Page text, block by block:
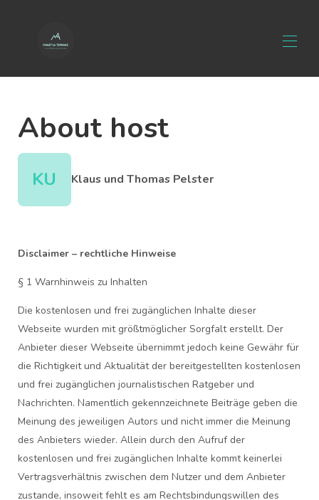
Overview
Map
Availability
About host
KU Klaus und Thomas Pelster
Disclaimer – rechtliche Hinweise
§ 1 Warnhinweis zu Inhalten
Die kostenlosen und frei zugänglichen Inhalte dieser
Webseite wurden mit größtmöglicher Sorgfalt erstellt. Der
Anbieter dieser Webseite übernimmt jedoch keine Gewähr für
die Richtigkeit und Aktualität der bereitgestellten kostenlosen
und frei zugänglichen journalistischen Ratgeber und
Nachrichten. Namentlich gekennzeichnete Beiträge geben die
Meinung des jeweiligen Autors und nicht immer die Meinung
des Anbieters wieder. Allein durch den Aufruf der
kostenlosen und frei zugänglichen Inhalte kommt keinerlei
Vertragsverhältnis zwischen dem Nutzer und dem Anbieter
zustande, insoweit fehlt es am Rechtsbindungswillen des